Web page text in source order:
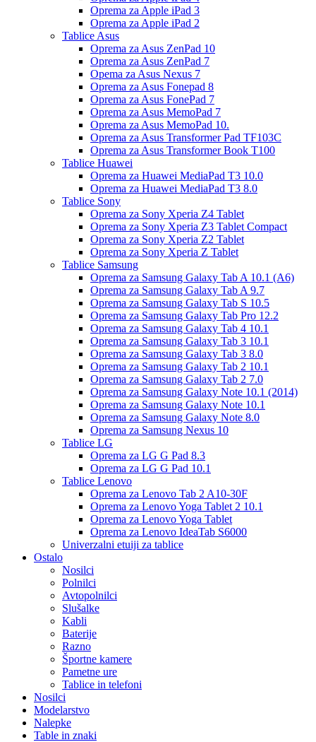
Oprema za Apple iPad 3
Oprema za Apple iPad 2
Tablice Asus
Oprema za Asus ZenPad 10
Oprema za Asus ZenPad 7
Opema za Asus Nexus 7
Oprema za Asus Fonepad 8
Oprema za Asus FonePad 7
Oprema za Asus MemoPad 7
Oprema za Asus MemoPad 10.
Oprema za Asus Transformer Pad TF103C
Oprema za Asus Transformer Book T100
Tablice Huawei
Oprema za Huawei MediaPad T3 10.0
Oprema za Huawei MediaPad T3 8.0
Tablice Sony
Oprema za Sony Xperia Z4 Tablet
Oprema za Sony Xperia Z3 Tablet Compact
Oprema za Sony Xperia Z2 Tablet
Oprema za Sony Xperia Z Tablet
Tablice Samsung
Oprema za Samsung Galaxy Tab A 10.1 (A6)
Oprema za Samsung Galaxy Tab A 9.7
Oprema za Samsung Galaxy Tab S 10.5
Oprema za Samsung Galaxy Tab Pro 12.2
Oprema za Samsung Galaxy Tab 4 10.1
Oprema za Samsung Galaxy Tab 3 10.1
Oprema za Samsung Galaxy Tab 3 8.0
Oprema za Samsung Galaxy Tab 2 10.1
Oprema za Samsung Galaxy Tab 2 7.0
Oprema za Samsung Galaxy Note 10.1 (2014)
Oprema za Samsung Galaxy Note 10.1
Oprema za Samsung Galaxy Note 8.0
Oprema za Samsung Nexus 10
Tablice LG
Oprema za LG G Pad 8.3
Oprema za LG G Pad 10.1
Tablice Lenovo
Oprema za Lenovo Tab 2 A10-30F
Oprema za Lenovo Yoga Tablet 2 10.1
Oprema za Lenovo Yoga Tablet
Oprema za Lenovo IdeaTab S6000
Univerzalni etuiji za tablice
Ostalo
Nosilci
Polnilci
Avtopolnilci
Slušalke
Kabli
Baterije
Razno
Športne kamere
Pametne ure
Tablice in telefoni
Nosilci
Modelarstvo
Nalepke
Table in znaki